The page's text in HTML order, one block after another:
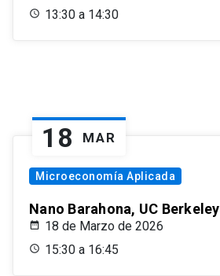
13:30 a 14:30
18 MAR
Microeconomía Aplicada
Nano Barahona, UC Berkeley
18 de Marzo de 2026
15:30 a 16:45